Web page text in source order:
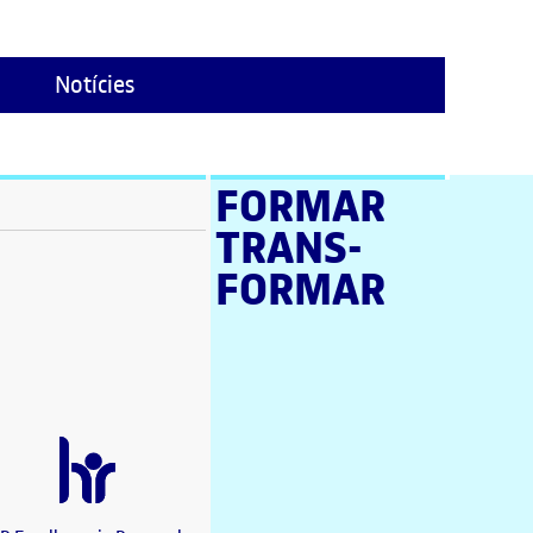
Notícies
nova)
una finestra nova)
nova)
finestra nova)
finestra nova)
FORMAR
TRANS­
FORMAR